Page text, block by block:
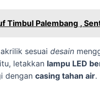
Timbul Palembang ,
sesuai desain
letakkan lampu LED
dengan casing tahan air.